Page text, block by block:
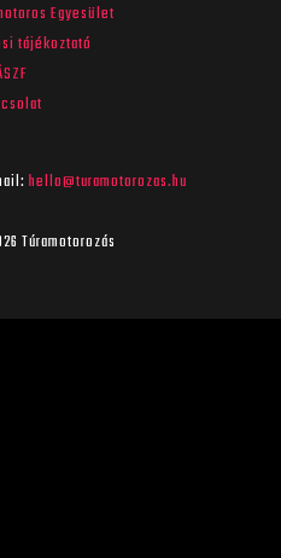
Egyesület
tájékoztató
hello@turamotorozas.hu
Túramotorozás